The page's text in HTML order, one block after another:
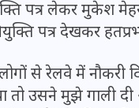
पत्र लेकर मुकेश
पत्र देखकर
से रेलवे में
तो उसने मुझे गाली